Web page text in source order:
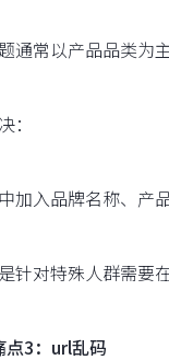
通常以产品品类为
：
加入品牌名称、产
针对特殊人群需要
点3：url乱码